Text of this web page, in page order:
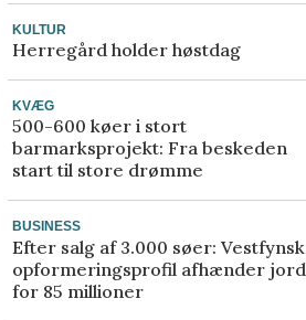
KULTUR
Herregård holder høstdag
KVÆG
500-600 køer i stort
barmarksprojekt: Fra beskeden
start til store drømme
BUSINESS
Efter salg af 3.000 søer: Vestfynsk
opformeringsprofil afhænder jord
for 85 millioner